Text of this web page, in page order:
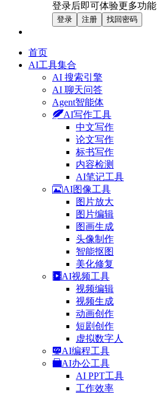
登录后即可体验更多功能
登录 注册 找回密码
首页
AI工具集合
AI 搜索引擎
AI 聊天问答
Agent智能体
AI写作工具
中文写作
论文写作
标书写作
内容检测
AI笔记工具
AI图像工具
图片放大
图片编辑
图画生成
头像制作
智能抠图
美化修复
AI视频工具
视频编辑
视频生成
动画创作
短剧创作
虚拟数字人
AI编程工具
AI办公工具
AI PPT工具
工作效率